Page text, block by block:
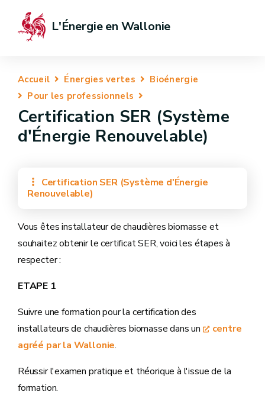
L'Énergie en Wallonie
Accueil Énergies vertes
Bioénergie
Pour les professionnels
Certification SER (Système
d'Énergie Renouvelable)
Certification SER (Système d'Énergie
Renouvelable)
Vous êtes installateur de chaudières biomasse et
souhaitez obtenir le certificat SER, voici les étapes à
respecter :
ETAPE 1
Suivre une formation pour la certification des
installateurs de chaudières biomasse dans un
centre
agréé par la Wallonie.
Réussir l'examen pratique et théorique à l'issue de la
formation.